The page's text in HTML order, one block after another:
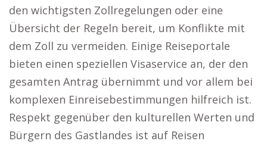
den wichtigsten Zollregelungen oder eine
Übersicht der Regeln bereit, um Konflikte mit
dem Zoll zu vermeiden. Einige Reiseportale
bieten einen speziellen Visaservice an, der den
gesamten Antrag übernimmt und vor allem bei
komplexen Einreisebestimmungen hilfreich ist.
Respekt gegenüber den kulturellen Werten und
Bürgern des Gastlandes ist auf Reisen